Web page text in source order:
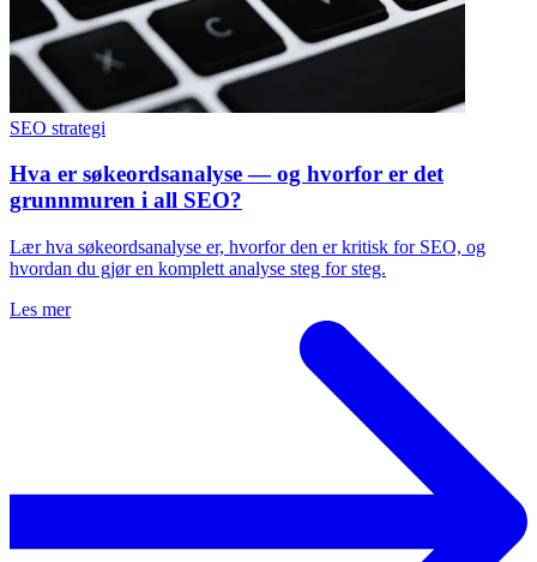
SEO strategi
Hva er søkeordsanalyse — og hvorfor er det
grunnmuren i all SEO?
Lær hva søkeordsanalyse er, hvorfor den er kritisk for SEO, og
hvordan du gjør en komplett analyse steg for steg.
Les mer